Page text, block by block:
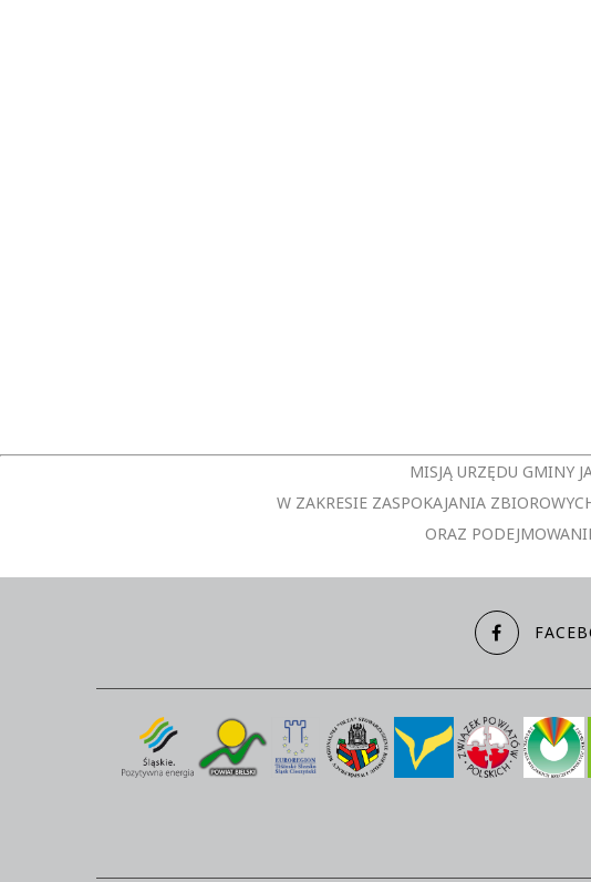
MISJĄ URZĘDU GMINY
W ZAKRESIE ZASPOKAJANIA
ORAZ